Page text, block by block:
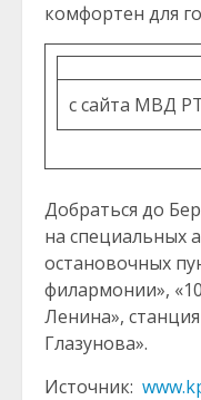
комфортен для
с сайта МВД
Добраться до
на специальных
остановочных
филармонии»,
Ленина»,
Глазунова».
Источник: